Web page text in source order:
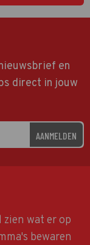
en
direct in jouw
AANMELDEN
zien wat er op
bewaren